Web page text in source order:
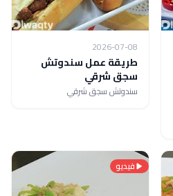
2026-07-08
طريقة عمل سندوتش
سجق شرقي
سندوتش سجق شرقي
فيديو